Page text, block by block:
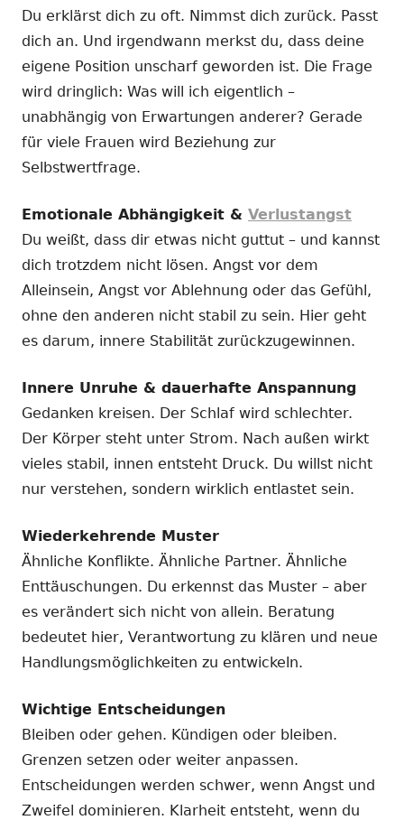
Du erklärst dich zu oft. Nimmst dich zurück. Passt
dich an. Und irgendwann merkst du, dass deine
eigene Position unscharf geworden ist. Die Frage
wird dringlich: Was will ich eigentlich –
unabhängig von Erwartungen anderer? Gerade
für viele Frauen wird Beziehung zur
Selbstwertfrage.
Emotionale Abhängigkeit & Verlustangst
Du weißt, dass dir etwas nicht guttut – und kannst
dich trotzdem nicht lösen. Angst vor dem
Alleinsein, Angst vor Ablehnung oder das Gefühl,
ohne den anderen nicht stabil zu sein. Hier geht
es darum, innere Stabilität zurückzugewinnen.
Innere Unruhe & dauerhafte Anspannung
Gedanken kreisen. Der Schlaf wird schlechter.
Der Körper steht unter Strom. Nach außen wirkt
vieles stabil, innen entsteht Druck. Du willst nicht
nur verstehen, sondern wirklich entlastet sein.
Wiederkehrende Muster
Ähnliche Konflikte. Ähnliche Partner. Ähnliche
Enttäuschungen. Du erkennst das Muster – aber
es verändert sich nicht von allein. Beratung
bedeutet hier, Verantwortung zu klären und neue
Handlungsmöglichkeiten zu entwickeln.
Wichtige Entscheidungen
Bleiben oder gehen. Kündigen oder bleiben.
Grenzen setzen oder weiter anpassen.
Entscheidungen werden schwer, wenn Angst und
Zweifel dominieren. Klarheit entsteht, wenn du